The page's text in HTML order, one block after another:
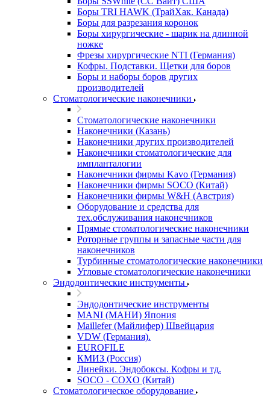
Боры TRI HAWK (ТрайХак. Канада)
Боры для разрезания коронок
Боры хирургические - шарик на длинной
ножке
Фрезы хирургические NTI (Германия)
Кофры. Подставки. Щетки для боров
Боры и наборы боров других
производителей
Стоматологические наконечники
Стоматологические наконечники
Наконечники (Казань)
Наконечники других производителей
Наконечники стоматологические для
импланталогии
Наконечники фирмы Kavo (Германия)
Наконечники фирмы SOCO (Китай)
Наконечники фирмы W&H (Австрия)
Оборудование и средства для
тех.обслуживания наконечников
Прямые стоматологические наконечники
Роторные группы и запасные части для
наконечников
Турбинные стоматологические наконечники
Угловые стоматологические наконечники
Эндодонтические инструменты
Эндодонтические инструменты
MANI (МАНИ) Япония
Maillefer (Майлифер) Швейцария
VDW (Германия).
EUROFILE
КМИЗ (Россия)
Линейки. Эндобоксы. Кофры и тд.
SOCO - COXO (Китай)
Стоматологическое оборудование